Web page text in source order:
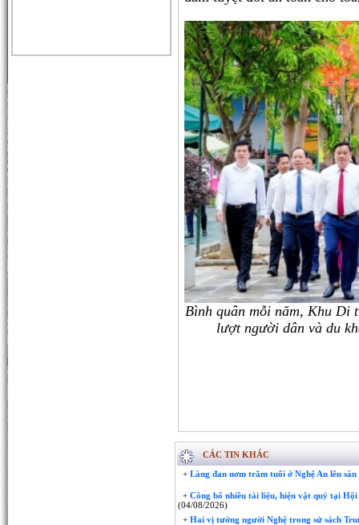
Bình quân mỗi năm, Khu Di
lượt người dân và du
CÁC TIN KHÁC
+ Làng đan nơm trăm tuổi ở Nghệ An lên sàn
+ Công bố nhiều tài liệu, hiện vật quý tại
(04/08/2026)
+ Hai vị tướng người Nghệ trong sử sách